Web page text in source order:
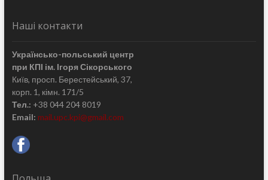
Наші контакти
Українсько-польський центр
при КПІ ім. Ігоря Сікорського
Київ, просп. Берестейський, 37,
корп. 1, кімн. 171/5
Тел.: +38 044 204 8019
Email: mail.upc.kpi@gmail.com